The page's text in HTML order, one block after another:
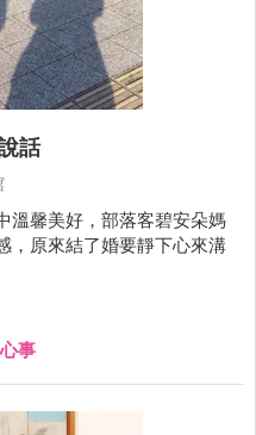
話
溫馨美好，部落客碧安朵媽
，原來結了婚要靜下心來溝
事